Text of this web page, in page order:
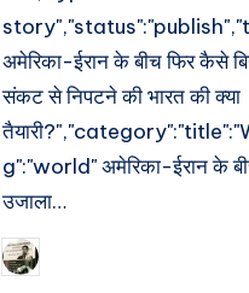
अमेरिका-ईरान के बीच फिर कैसे
संकट से निपटने की भारत की क्या
g":"world" अमेरिका-ईरान के
उजाला…
Posted
by